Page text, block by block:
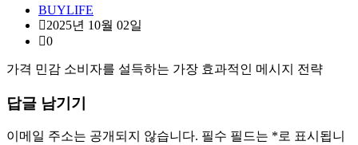
BUYLIFE
2025년 10월 02일
0
가격 민감 소비자를 설득하는 가장 효과적인 메시지 전략
답글 남기기
이메일 주소는 공개되지 않습니다. 필수 필드는 *로 표시됩니